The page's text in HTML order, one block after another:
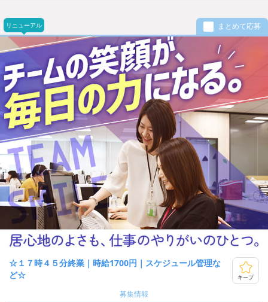
リニューアル まとめて応募
☆１７時４５分終業｜時給1700円｜スケジュール管理な
ど☆
キープ
募集情報